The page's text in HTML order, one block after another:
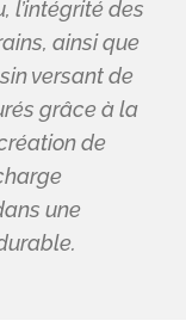
l’intégrité des
ainsi que
versant de
grâce à la
de
une